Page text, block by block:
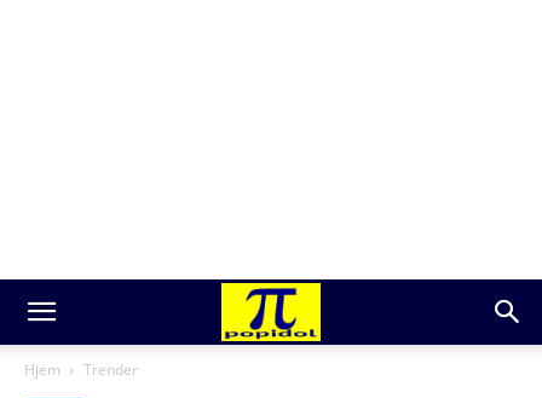
Hjem Trender